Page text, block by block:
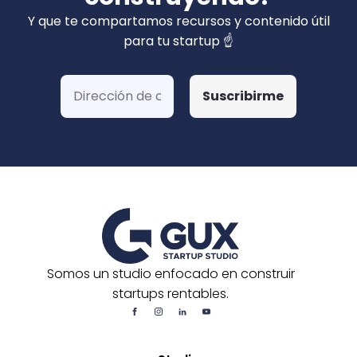
privados). Hemos ganado más de 15 fondos
de Corfo y 3 Startups Chile, además de otras
postulaciones o convocatorias.
Y que te compartamos recursos y contenido útil
para tu startup ☝️
Somos un studio enfocado en construir
startups rentables.